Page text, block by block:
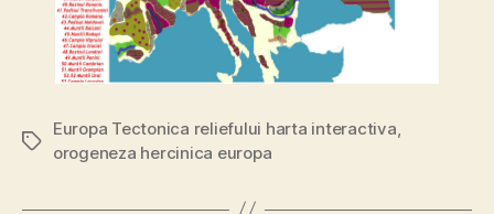
Etichete
Europa Tectonica reliefului harta interactiva,
orogeneza hercinica europa